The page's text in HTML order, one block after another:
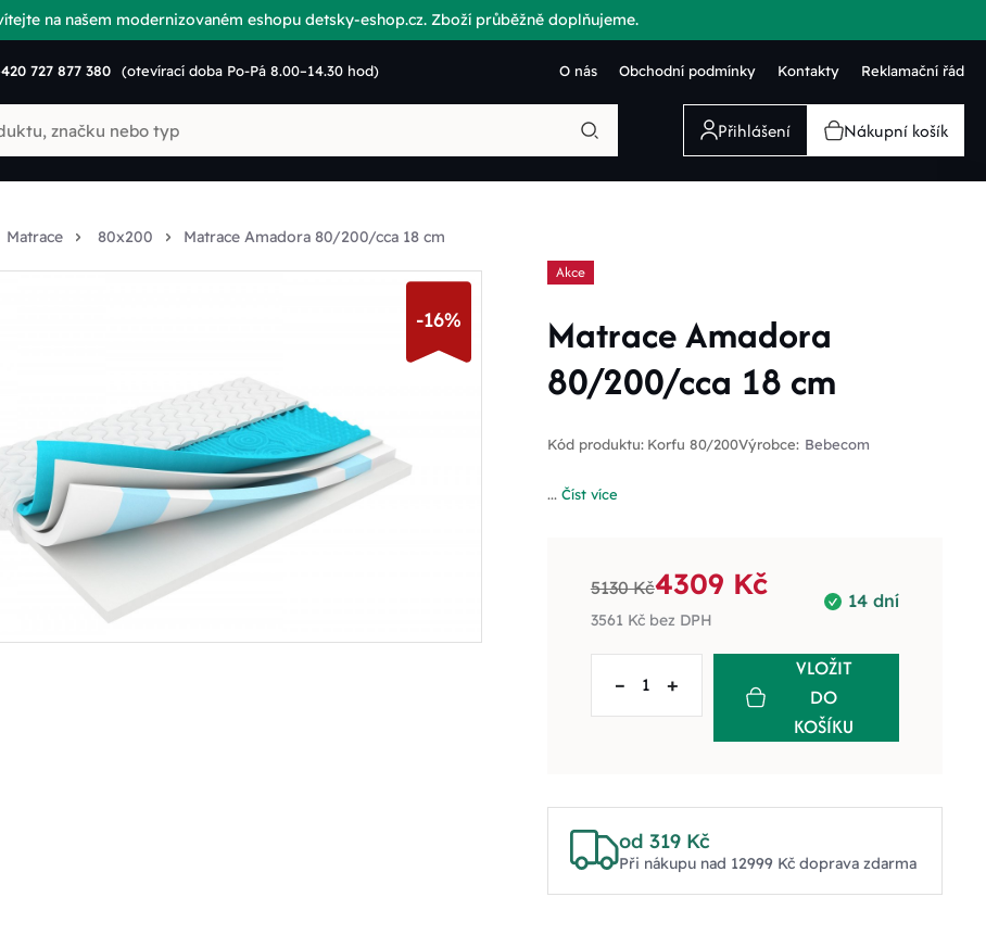
na našem modernizovaném eshopu detsky-eshop.cz. Zboží průběžně doplňujeme.
727 877 380 (otevírací doba Po-Pá 8.00–14.30 hod) O nás Obchodní podmínky Kontakty Reklamační řád
Přihlášení Nákupní košík
Matrace 80x200 Matrace Amadora 80/200/cca 18 cm
-16%
Akce
Matrace Amadora
80/200/cca 18 cm
Kód produktu: Korfu 80/200Výrobce: Bebecom
... Číst více
14 dní
5130 Kč4309 Kč
3561 Kčbez DPH
– +
VLOŽIT
DO
KOŠÍKU
od 319 Kč
Při nákupu nad 12999 Kč doprava zdarma